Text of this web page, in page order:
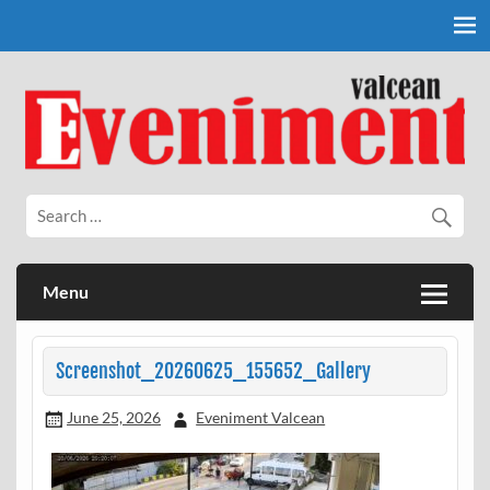
Eveniment Valcean
Menu
Screenshot_20260625_155652_Gallery
June 25, 2026 Eveniment Valcean